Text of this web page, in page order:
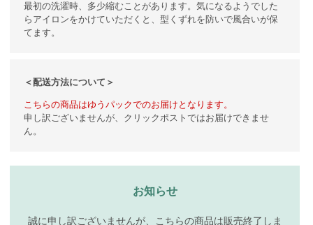
最初の洗濯時、多少縮むことがあります。気になるようでした
らアイロンをかけていただくと、型くずれを防いで風合いが保
てます。
＜配送方法について＞
こちらの商品はゆうパックでのお届けとなります。
申し訳ございませんが、クリックポストではお届けできませ
ん。
お知らせ
誠に申し訳ございませんが、こちらの商品は販売終了しま